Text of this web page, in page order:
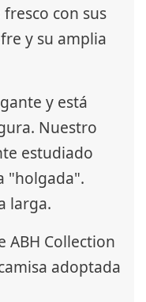
con sus
y su amplia
y está
Nuestro
estudiado
"holgada".
larga.
ABH Collection
adoptada